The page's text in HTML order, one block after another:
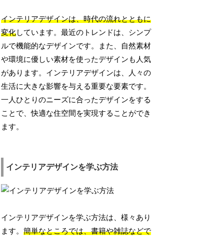
インテリアデザインは、時代の流れとともに
変化しています。最近のトレンドは、シンプ
ルで機能的なデザインです。また、自然素材
や環境に優しい素材を使ったデザインも人気
があります。インテリアデザインは、人々の
生活に大きな影響を与える重要な要素です。
一人ひとりのニーズに合ったデザインをする
ことで、快適な住空間を実現することができ
ます。
インテリアデザインを学ぶ方法
インテリアデザインを学ぶ方法は、様々あり
ます。簡単なところでは、書籍や雑誌などで